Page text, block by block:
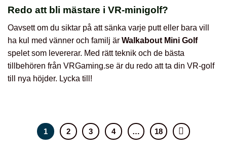
Redo att bli mästare i VR-minigolf?
Oavsett om du siktar på att sänka varje putt eller bara vill
ha kul med vänner och familj är Walkabout Mini Golf
spelet som levererar. Med rätt teknik och de bästa
tillbehören från VRGaming.se är du redo att ta din VR-golf
till nya höjder. Lycka till!
1 2 3 4 … 18